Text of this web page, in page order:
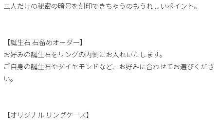
二人だけの秘密の暗号を刻印できちゃうのもうれしいポイント。
【誕生石 石留めオーダー】
お好みの誕生石をリングの内側にお入れいたします。
ご自身の誕生石やダイヤモンドなど、お好みに合わせてお選びくださ
い。
【オリジナル リングケース】